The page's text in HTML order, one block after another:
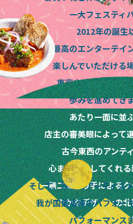
一大フェスティ
2012年の誕生
最高のエンターテイ
楽しんでいただける
東京や関西、東海
歩みを進めてき
あたり一面に並
店主の審美眼によって
古今東西のアンテ
心まで満たしてくれ
唯一無二の作り手による
晴れやかなデザインの
味もパッケージも
そして、珠玉のアーティス
我が国最高峰のパフォー
パフォーマンス